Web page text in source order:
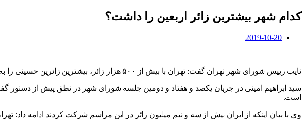
کدام شهر بیشترین زائر اربعین را داشت؟
2019-10-20
نایب رییس شورای شهر تهران گفت: تهران با بیش از ۵۰۰ هزار زائر، بیشترین زائرین حسینی را به خود اختصاص داد.
سید ابراهیم امینی در جریان یکصد و هفتاد و دومین جلسه شورای شهر در نطق پیش از دستور
است.
وی با بیان اینکه از ایران بیش از سه و نیم میلیون زائر در این مراسم شرکت کردند ادامه داد: تهران با بیش از ۵۰۰ هزار زائر، بیشترین زائرین حسینی را